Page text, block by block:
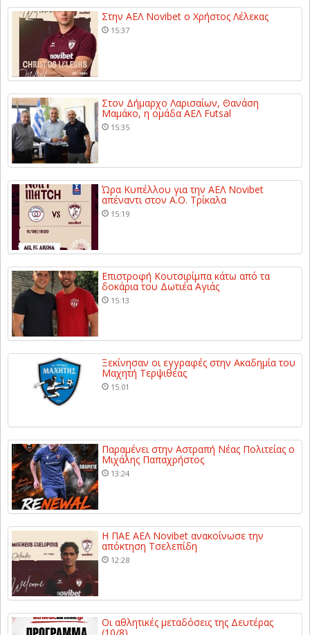
Στην ΑΕΛ Novibet ο Χρήστος Λέλεκας
15:37
Στον Δήμαρχο Λαρισαίων, Θανάση
Μαμάκο, η ομάδα ΑΕΛ Futsal
15:35
Ώρα Κυπέλλου για την ΑΕΛ Novibet
απέναντι στον Α.Ο. Τρίκαλα
15:19
Επιστροφή Κουτσιρίμπα κάτω από τα
δοκάρια του Δωτιέα Αγιάς
15:13
Ξεκίνησαν οι εγγραφές στην Ακαδημία του
Μαχητή Τερψιθέας
15:01
Παραμένει στην Αστραπή Νέας Πολιτείας ο
Μιχάλης Παπαχρήστος
13:24
Η ΠΑΕ ΑΕΛ Novibet ανακοίνωσε την
απόκτηση Τσελεπίδη
12:28
Οι αθλητικές μεταδόσεις της Δευτέρας